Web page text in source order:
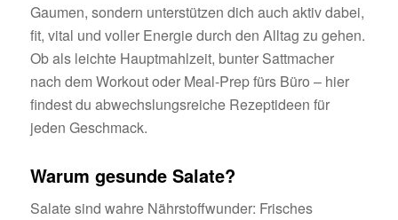
Gaumen, sondern unterstützen dich auch aktiv dabei,
fit, vital und voller Energie durch den Alltag zu gehen.
Ob als leichte Hauptmahlzeit, bunter Sattmacher
nach dem Workout oder Meal-Prep fürs Büro – hier
findest du abwechslungsreiche Rezeptideen für
jeden Geschmack.
Warum gesunde Salate?
Salate sind wahre Nährstoffwunder: Frisches